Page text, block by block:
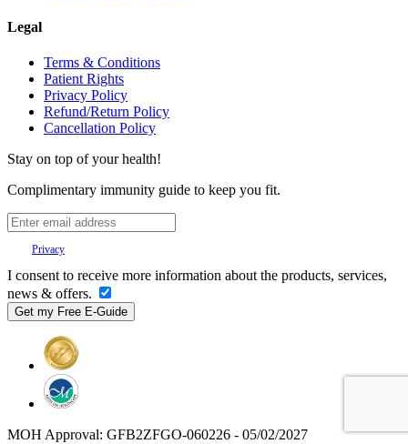
Legal
Terms & Conditions
Patient Rights
Privacy Policy
Refund/Return Policy
Cancellation Policy
Stay on top of your health!
Complimentary immunity guide to keep you fit.
Privacy
I consent to receive more information about the products, services,
news & offers.
MOH Approval: GFB2ZFGO-060226 - 05/02/2027